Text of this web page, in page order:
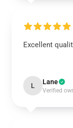
Excellent
L Lane
Verified